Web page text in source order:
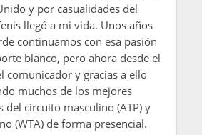
y por casualidades del
llegó a mi vida. Unos años
continuamos con esa pasión
blanco, pero ahora desde el
comunicador y gracias a ello
muchos de los mejores
del circuito masculino (ATP) y
(WTA) de forma presencial.